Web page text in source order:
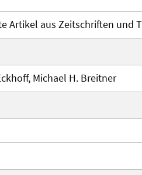
Artikel aus Zeitschriften und
Michael H. Breitner